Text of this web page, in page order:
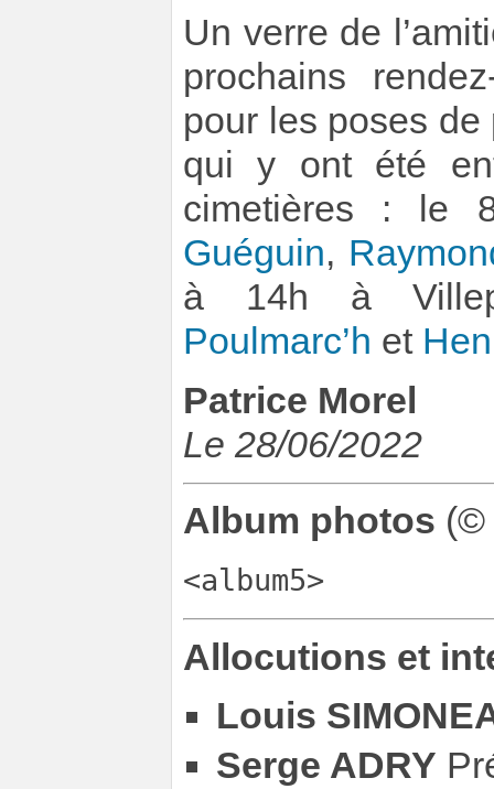
Un verre de
prochains
pour les poses
qui y ont été
cimetières : le
Guéguin,
à 14h à
Poulmarc’h et
Patrice Morel
Le 28/06/2022
Album photos (©
<album5>
Allocutions et
Louis
Serge ADRY